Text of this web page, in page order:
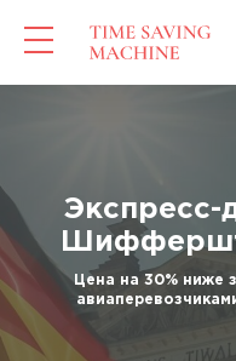
Экспресс-
Цена на 30% ниже